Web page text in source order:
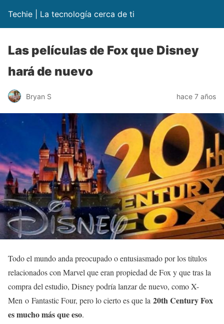
Techie | La tecnología cerca de ti
Las películas de Fox que Disney
hará de nuevo
Bryan S hace 7 años
Todo el mundo anda preocupado o entusiasmado por los títulos
relacionados con Marvel que eran propiedad de Fox y que tras la
compra del estudio, Disney podría lanzar de nuevo, como X-
Men o Fantastic Four, pero lo cierto es que la 20th Century Fox
es mucho más que eso.